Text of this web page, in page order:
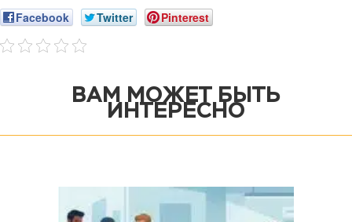
Facebook Twitter Pinterest
ВАМ МОЖЕТ БЫТЬ
ИНТЕРЕСНО